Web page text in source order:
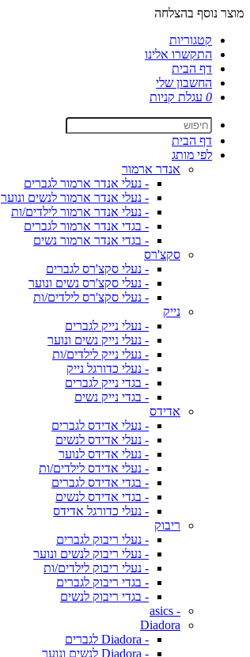
מוצר נוסף בהצלחה
קטגוריות
התקשרו אלינו
דף הבית
החשבון שלי
0 עגלת קניות
דף הבית
לפי מותג
אנדר ארמור
- נעלי אנדר ארמור לגברים
- נעלי אנדר ארמור לנשים ונוער
- נעלי אנדר ארמור לילדים/ות
- בגדי אנדר ארמור לגברים
- בגדי אנדר ארמור נשים
סקצ'רס
- נעלי סקצ'רס לגברים
- נעלי סקצ'רס נשים ונוער
- נעלי סקצ'רס לילדים/ות
נייק
- נעלי נייק לגברים
- נעלי נייק נשים ונוער
- נעלי נייק לילדים/ות
- נעלי כדורגל נייק
- בגדי נייק לגברים
- בגדי נייק נשים
אדידס
- נעלי אדידס לגברים
- נעלי אדידס לנשים
- נעלי אדידס לנוער
- נעלי אדידס לילדים/ות
- בגדי אדידס לגברים
- בגדי אדידס לנשים
- נעלי כדורגל אדידס
ריבוק
- נעלי ריבוק לגברים
- נעלי ריבוק לנשים ונוער
- נעלי ריבוק לילדים/ות
- בגדי ריבוק לגברים
- בגדי ריבוק לנשים
- asics
Diadora
- Diadora לגברים
- Diadora לנשים ונוער